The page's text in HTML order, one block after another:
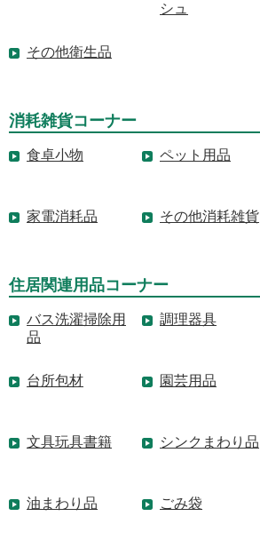
シュ
その他衛生品
消耗雑貨コーナー
食卓小物 ペット用品
家電消耗品 その他消耗雑貨
住居関連用品コーナー
バス洗濯掃除用
品
調理器具
台所包材 園芸用品
文具玩具書籍 シンクまわり品
油まわり品 ごみ袋